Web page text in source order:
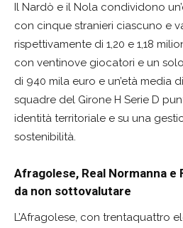
Il Nardò e il Nola condividono
con cinque stranieri ciascuno e
rispettivamente di 1,20 e 1,18
con ventinove giocatori e un
di 940 mila euro e un’età media
squadre del Girone H Serie D
identità territoriale e su una
sostenibilità.
Afragolese, Real Normanna
da non sottovalutare
L’Afragolese, con trentaquattro